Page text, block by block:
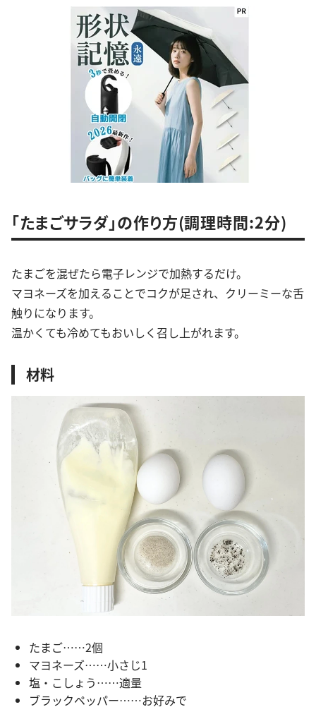
「たまごサラダ」の作り方(調理時間:2分)
たまごを混ぜたら電子レンジで加熱するだけ。
マヨネーズを加えることでコクが足され、クリーミーな舌
触りになります。
温かくても冷めてもおいしく召し上がれます。
材料
たまご……2個
マヨネーズ……小さじ1
塩・こしょう……適量
ブラックペッパー……お好みで